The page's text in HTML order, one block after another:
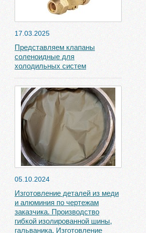
17.03.2025
Представляем клапаны
соленоидные для
холодильных систем
05.10.2024
Изготовление деталей из меди
и алюминия по чертежам
заказчика. Производство
гибкой изолированной шины,
гальваника, Изготовление